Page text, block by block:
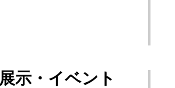
展示・イベント